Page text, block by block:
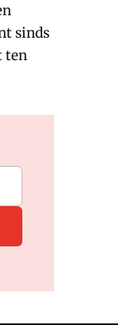
sinds
ten